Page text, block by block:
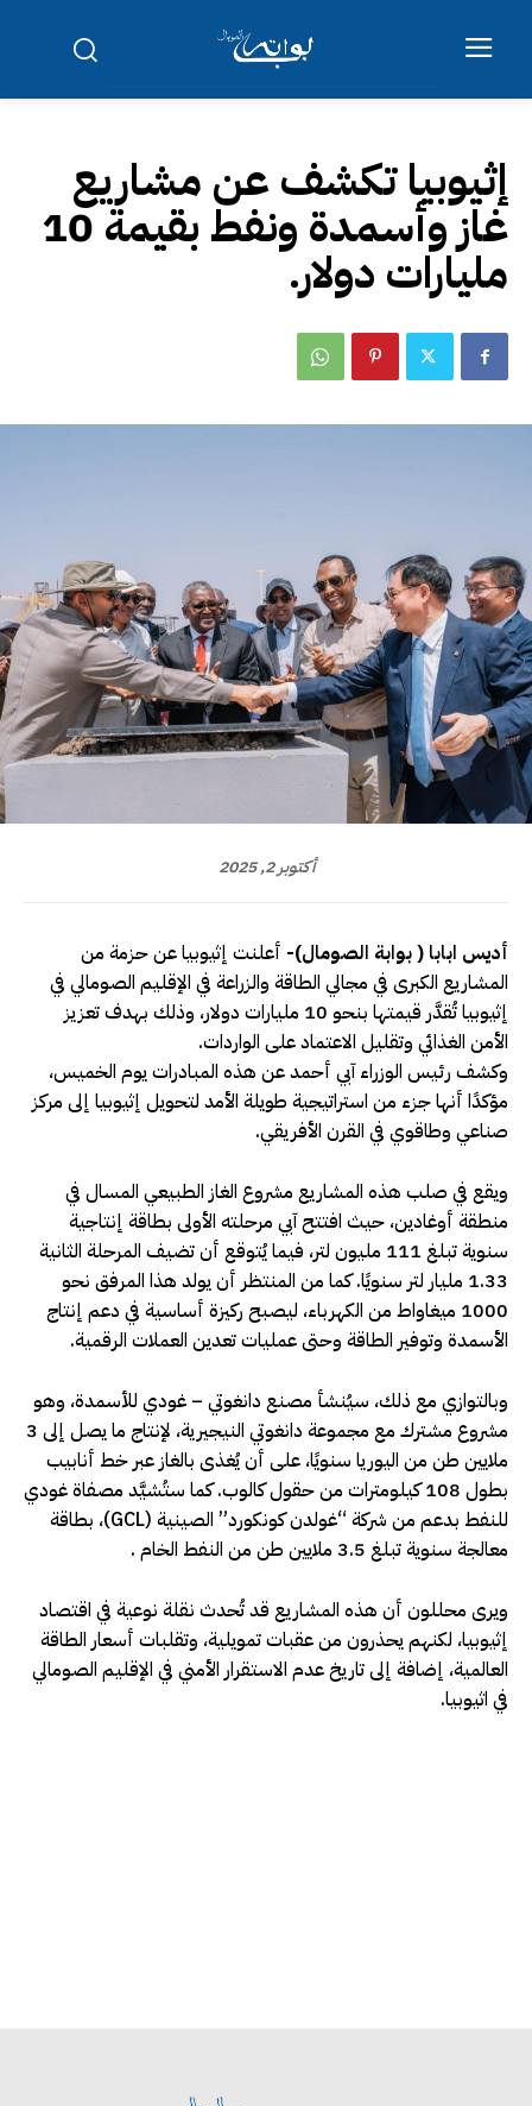
إثيوبيا تكشف عن مشاريع
غاز وأسمدة ونفط بقيمة 10
مليارات دولار.
أكتوبر 2, 2025
أديس ابابا ( بوابة الصومال)- أعلنت إثيوبيا عن حزمة من
المشاريع الكبرى في مجالي الطاقة والزراعة في الإقليم الصومالي في
إثيوبيا تُقدَّر قيمتها بنحو 10 مليارات دولار، وذلك بهدف تعزيز
الأمن الغذائي وتقليل الاعتماد على الواردات.
وكشف رئيس الوزراء آبي أحمد عن هذه المبادرات يوم الخميس،
مؤكدًا أنها جزء من استراتيجية طويلة الأمد لتحويل إثيوبيا إلى مركز
صناعي وطاقوي في القرن الأفريقي.
ويقع في صلب هذه المشاريع مشروع الغاز الطبيعي المسال في
منطقة أوغادين، حيث افتتح آبي مرحلته الأولى بطاقة إنتاجية
سنوية تبلغ 111 مليون لتر، فيما يُتوقع أن تضيف المرحلة الثانية
1.33 مليار لتر سنويًا. كما من المنتظر أن يولد هذا المرفق نحو
1000 ميغاواط من الكهرباء، ليصبح ركيزة أساسية في دعم إنتاج
الأسمدة وتوفير الطاقة وحتى عمليات تعدين العملات الرقمية.
وبالتوازي مع ذلك، سيُنشأ مصنع دانغوتي – غودي للأسمدة، وهو
مشروع مشترك مع مجموعة دانغوتي النيجيرية، لإنتاج ما يصل إلى 3
ملايين طن من اليوريا سنويًا، على أن يُغذى بالغاز عبر خط أنابيب
بطول 108 كيلومترات من حقول كالوب. كما ستُشيَّد مصفاة غودي
للنفط بدعم من شركة “غولدن كونكورد” الصينية (GCL)، بطاقة
معالجة سنوية تبلغ 3.5 ملايين طن من النفط الخام .
ويرى محللون أن هذه المشاريع قد تُحدث نقلة نوعية في اقتصاد
إثيوبيا، لكنهم يحذرون من عقبات تمويلية، وتقلبات أسعار الطاقة
العالمية، إضافة إلى تاريخ عدم الاستقرار الأمني في الإقليم الصومالي
في اثيوبيا.